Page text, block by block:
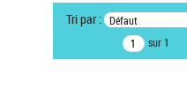
Statut de la notice d’autorité
Notice élémentaire
Type de notice d'autorité
Tri par : Défaut
sur 1